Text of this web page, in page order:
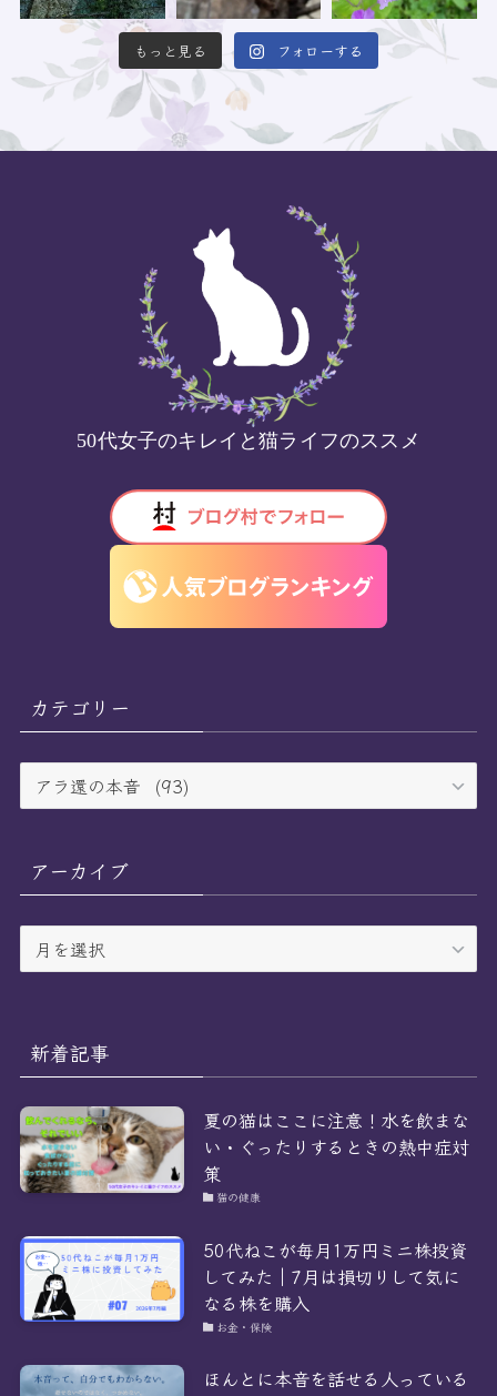
もっと見る フォローする
50代女子のキレイと猫ライフのススメ
カテゴリー
テ
ー
アーカイブ
ー
ブ
新着記事
夏の猫はここに注意！水を飲まな
い・ぐったりするときの熱中症対
策
猫の健康
50代ねこが毎月1万円ミニ株投資
してみた｜7月は損切りして気に
なる株を購入
お金・保険
ほんとに本音を話せる人っている